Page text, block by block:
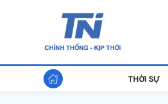
THỜI SỰ